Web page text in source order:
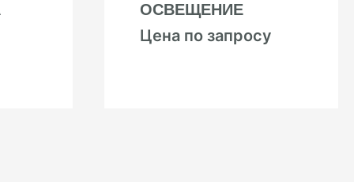
ОСВЕЩЕНИЕ
Цена по запросу